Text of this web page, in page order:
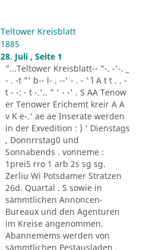
Teltower Kreisblatt
1885
28. Juli , Seite 1
"...Teltower Kreisblatt-- "-. -'-. _
- . -t "' b-- l- . --' - . - '´ l A t t . . -
t - -: - t -.'.. " ' - -' . S AA Tenow
er Tenower Erichemt kreir A A
v K e-.' ae ae Inserate werden
in der Exvedition : ) ' Dienstags
, Donnrrstag0 und
Sonnabends . vonneme :
1prei5 rro 1 arb 2s sg sg.
Zerliu Wi Potsdamer Stratzen
26d. Quartal . S sowie in
sämmtlichen Annoncen-
Bureaux und den Agenturen
im Kreise angenommen.
Abannemems werden von
sämmtlichen Pestausladen ,